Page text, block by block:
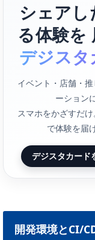
シェアし
る体験を
デジスタ
イベント・店舗・
ーションに
スマホをかざすだ
で体験を届
デジスタカード
開発環境とCI/